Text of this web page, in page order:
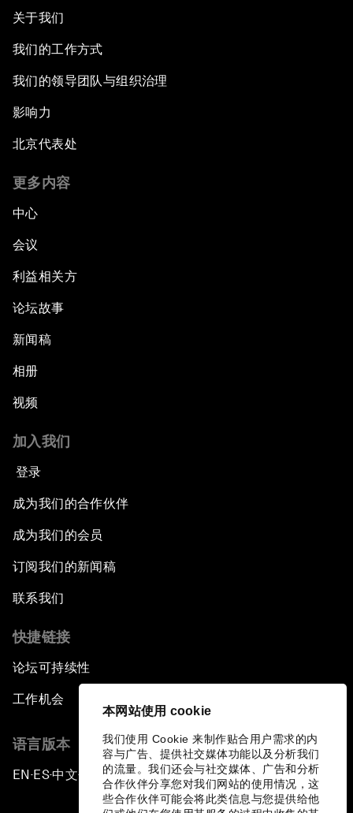
本网站使用 cookie
我们使用 Cookie 来制作贴合用户需求的内
容与广告、提供社交媒体功能以及分析我们
的流量。我们还会与社交媒体、广告和分析
合作伙伴分享您对我们网站的使用情况，这
些合作伙伴可能会将此类信息与您提供给他
关于我们
我们的工作方式
我们的领导团队与组织治理
影响力
北京代表处
更多内容
中心
会议
利益相关方
论坛故事
新闻稿
相册
视频
加入我们
登录
成为我们的合作伙伴
成为我们的会员
订阅我们的新闻稿
联系我们
快捷链接
论坛可持续性
工作机会
语言版本
EN ▪ES▪中文▪ 日本語